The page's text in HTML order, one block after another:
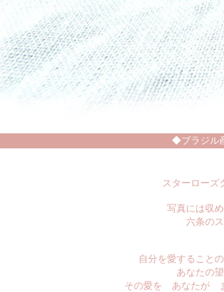
◆ブラジル
スターローズ
写真には収
六条の
自分を愛すること
あなたの
その愛を あなたが